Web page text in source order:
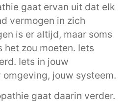
gaat ervan uit dat elk
vermogen in zich
is er altijd, maar soms
zou moeten. Iets
Iets in jouw
jouw systeem.
gaat daarin verder.